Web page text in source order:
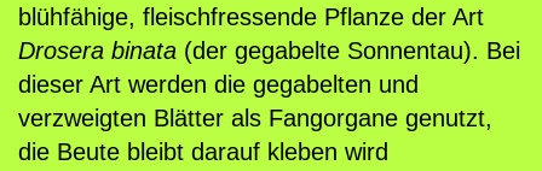
b
i
n
a
t
blühfähige, fleischfressende Pflanze der Art
Drosera binata (der gegabelte Sonnentau). Bei
dieser Art werden die gegabelten und
verzweigten Blätter als Fangorgane genutzt,
die Beute bleibt darauf kleben wird